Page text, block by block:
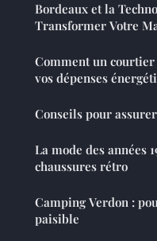
Bordeaux et la
Transformer Votre
Comment un
vos dépenses
Conseils pour
La mode des années
chaussures rétro
Camping Verdon : pour un environnement calme et
paisible